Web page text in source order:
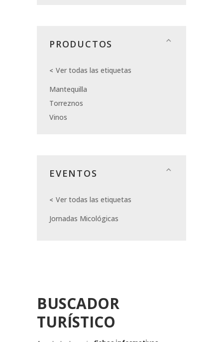
PRODUCTOS
Ver todas las etiquetas
Mantequilla
Torreznos
Vinos
EVENTOS
Ver todas las etiquetas
Jornadas Micológicas
BUSCADOR
TURÍSTICO